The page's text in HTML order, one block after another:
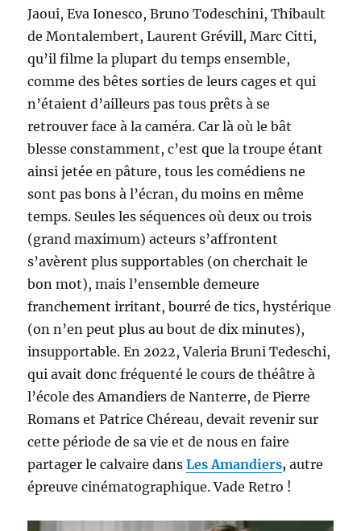
Jaoui, Eva Ionesco, Bruno Todeschini, Thibault
de Montalembert, Laurent Grévill, Marc Citti,
qu’il filme la plupart du temps ensemble,
comme des bêtes sorties de leurs cages et qui
n’étaient d’ailleurs pas tous prêts à se
retrouver face à la caméra. Car là où le bât
blesse constamment, c’est que la troupe étant
ainsi jetée en pâture, tous les comédiens ne
sont pas bons à l’écran, du moins en même
temps. Seules les séquences où deux ou trois
(grand maximum) acteurs s’affrontent
s’avèrent plus supportables (on cherchait le
bon mot), mais l’ensemble demeure
franchement irritant, bourré de tics, hystérique
(on n’en peut plus au bout de dix minutes),
insupportable. En 2022, Valeria Bruni Tedeschi,
qui avait donc fréquenté le cours de théâtre à
l’école des Amandiers de Nanterre, de Pierre
Romans et Patrice Chéreau, devait revenir sur
cette période de sa vie et de nous en faire
partager le calvaire dansLes Amandiers,autre
épreuve cinématographique. Vade Retro !